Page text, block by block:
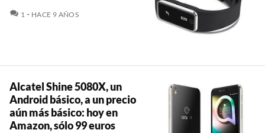
1 COMENTARIOS
HACE 9 AÑOS
Alcatel Shine 5080X, un
Android básico, a un precio
aún más básico: hoy en
Amazon, sólo 99 euros